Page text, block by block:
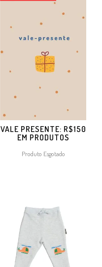
VALE PRESENTE: R$150
EM PRODUTOS
Produto Esgotado